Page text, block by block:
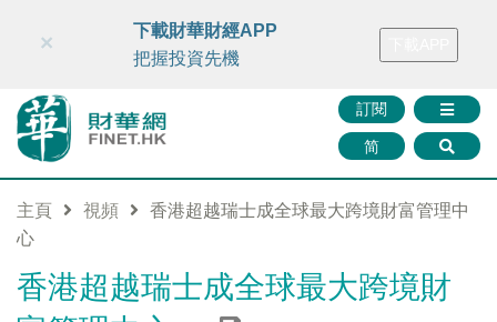
財華智庫網 FINTV FINMETA 財華證券 媒體矩陣
訂閱
简
×
下載財華財經APP
把握投資先機
主頁 視頻
香港超越瑞士成全球最大跨境財富管理中
心
香港超越瑞士成全球最大跨境財